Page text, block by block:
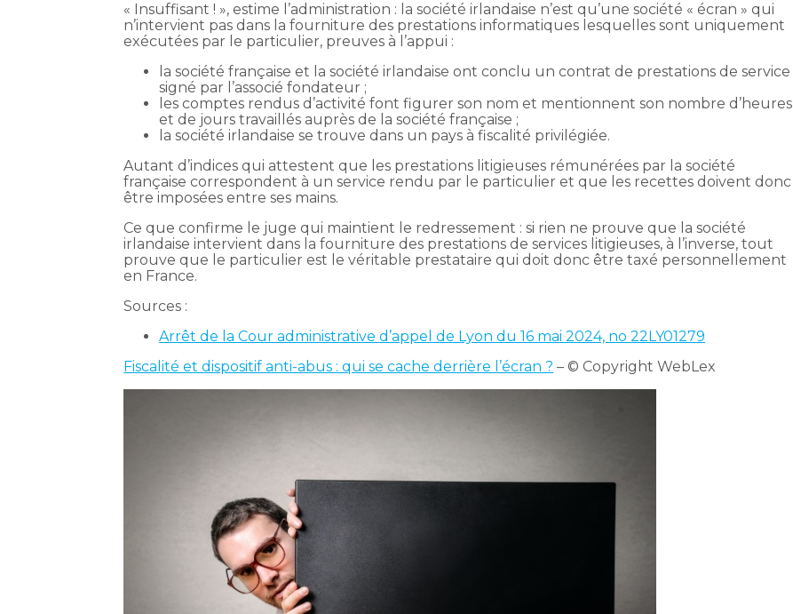
« Insuffisant ! », estime l’administration : la société irlandaise n’est qu’une société « écran » qui
n’intervient pas dans la fourniture des prestations informatiques lesquelles sont uniquement
exécutées par le particulier, preuves à l’appui :
la société française et la société irlandaise ont conclu un contrat de prestations de service
signé par l’associé fondateur ;
les comptes rendus d’activité font figurer son nom et mentionnent son nombre d’heures
et de jours travaillés auprès de la société française ;
la société irlandaise se trouve dans un pays à fiscalité privilégiée.
Autant d’indices qui attestent que les prestations litigieuses rémunérées par la société
française correspondent à un service rendu par le particulier et que les recettes doivent donc
être imposées entre ses mains.
Ce que confirme le juge qui maintient le redressement : si rien ne prouve que la société
irlandaise intervient dans la fourniture des prestations de services litigieuses, à l’inverse, tout
prouve que le particulier est le véritable prestataire qui doit donc être taxé personnellement
en France.
Sources :
Arrêt de la Cour administrative d’appel de Lyon du 16 mai 2024, no 22LY01279
Fiscalité et dispositif anti-abus : qui se cache derrière l’écran ? – © Copyright WebLex